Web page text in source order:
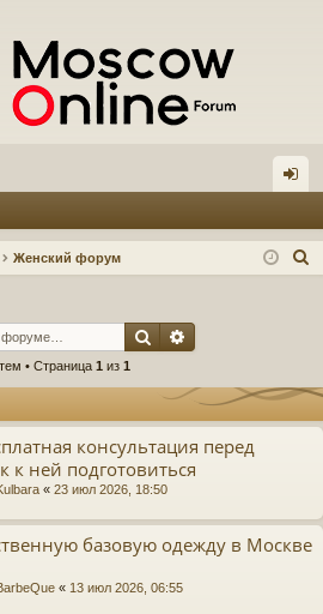
д
Женский форум
Поиск
• Страница 1 из 1
консультация перед
к ней подготовиться
« 23 июл 2026, 18:50
базовую одежду в Москве
« 13 июл 2026, 06:55